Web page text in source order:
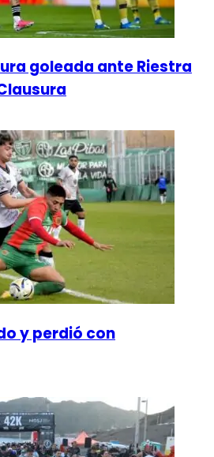
goleada ante Riestra
y perdió con